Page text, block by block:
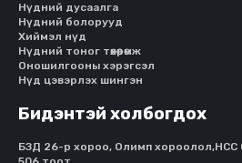
Нүдний дусаалга
Нүдний болорууд
Хиймэл нүд
Нүдний тоног төхөөрөмж
Оношилгооны хэрэгсэл
Нүд цэвэрлэх шингэн
Бидэнтэй холбогдох
БЗД 26-р хороо, Олимп хороолол,HCC